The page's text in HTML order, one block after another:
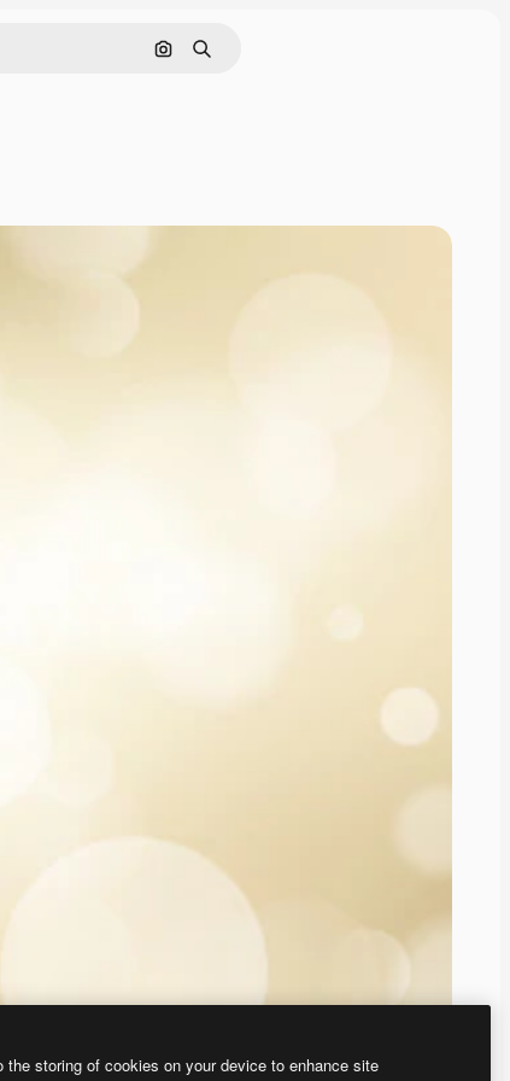
画像で検索
検索
the storing of cookies on your device to enhance site